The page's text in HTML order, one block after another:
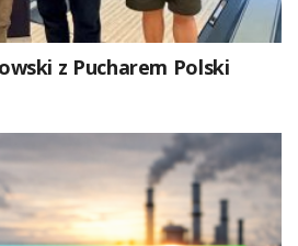
z Pucharem Polski